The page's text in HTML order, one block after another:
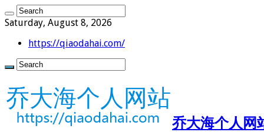
Saturday, August 8, 2026
https://qiaodahai.com/
乔大海个人